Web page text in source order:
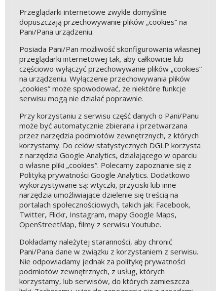
Przeglądarki internetowe zwykle domyślnie
dopuszczają przechowywanie plików „cookies” na
Pani/Pana urządzeniu.
Posiada Pani/Pan możliwość skonfigurowania własnej
przeglądarki internetowej tak, aby całkowicie lub
częściowo wyłączyć przechowywanie plików „cookies”
na urządzeniu. Wyłączenie przechowywania plików
„cookies” może spowodować, że niektóre funkcje
serwisu mogą nie działać poprawnie.
Przy korzystaniu z serwisu część danych o Pani/Panu
może być automatycznie zbierana i przetwarzana
przez narzędzia podmiotów zewnętrznych, z których
korzystamy. Do celów statystycznych DGLP korzysta
z narzędzia Google Analytics, działającego w oparciu
o własne pliki „cookies”. Polecamy zapoznanie się z
Polityką prywatności Google Analytics. Dodatkowo
wykorzystywane są: wtyczki, przyciski lub inne
narzędzia umożliwiające dzielenie się treścią na
portalach społecznościowych, takich jak: Facebook,
Twitter, Flickr, Instagram, mapy Google Maps,
OpenStreetMap, filmy z serwisu Youtube.
Dokładamy należytej staranności, aby chronić
Pani/Pana dane w związku z korzystaniem z serwisu.
Nie odpowiadamy jednak za politykę prywatności
podmiotów zewnętrznych, z usług, których
korzystamy, lub serwisów, do których zamieszcza